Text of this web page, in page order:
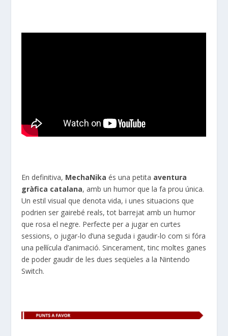
En definitiva, MechaNika és una petita aventura
gràfica catalana, amb un humor que la fa prou única.
Un estil visual que denota vida, i unes situacions que
podrien ser gairebé reals, tot barrejat amb un humor
que rosa el negre. Perfecte per a jugar en curtes
sessions, o jugar-lo d’una seguda i gaudir-lo com si fóra
una pel·lícula d’animació. Sincerament, tinc moltes ganes
de poder gaudir de les dues seqüeles a la Nintendo
Switch.